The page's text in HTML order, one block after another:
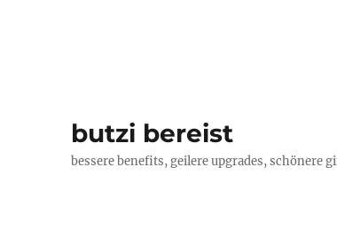
butzi bereist
bessere benefits, geilere upgrades, schönere